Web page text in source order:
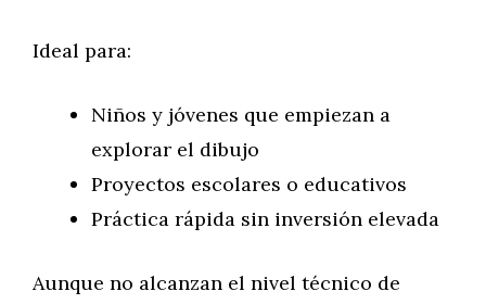
Ideal para:
Niños y jóvenes que empiezan a
explorar el dibujo
Proyectos escolares o educativos
Práctica rápida sin inversión elevada
Aunque no alcanzan el nivel técnico de